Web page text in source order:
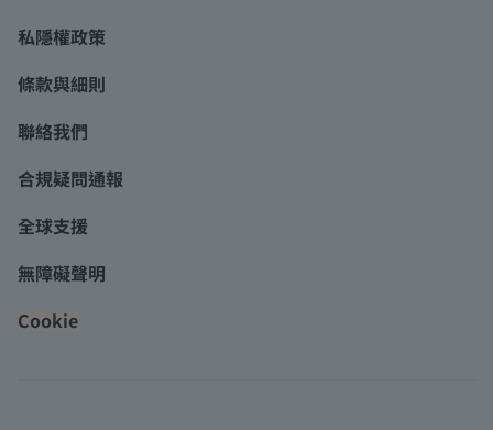
私隱權政策
條款與細則
聯絡我們
合規疑問通報
全球支援
無障礙聲明
Cookie